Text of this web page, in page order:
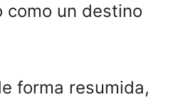
como un destino
forma resumida,